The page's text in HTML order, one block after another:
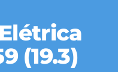
(19.3)